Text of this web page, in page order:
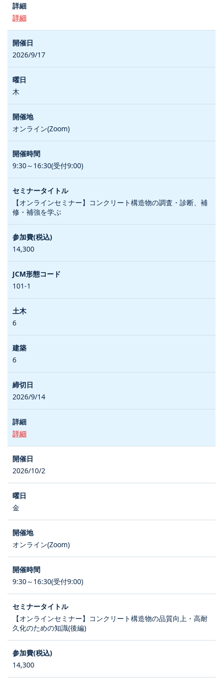
詳細
2026/9/17
木
オンライン(Zoom)
9:30～16:30(受付9:00)
【オンラインセミナー】コンクリート構造物の調査・診断、補
修・補強を学ぶ
14,300
101-1
6
6
2026/9/14
詳細
2026/10/2
金
オンライン(Zoom)
9:30～16:30(受付9:00)
【オンラインセミナー】コンクリート構造物の品質向上・高耐
久化のための知識(後編)
14,300